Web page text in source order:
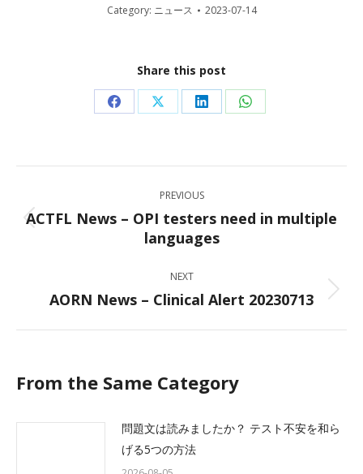
Category: ニュース 2023-07-14
Share this post
Share
Facebook
Share
X
Share
LinkedIn
Share
WhatsApp
navigation
PREVIOUS
Previous
post:
ACTFL News – OPI testers need in multiple
languages
NEXT
Next
AORN News – Clinical Alert 20230713
From the Same Category
問題文は読みましたか？ テスト不安を和ら
げる5つの方法